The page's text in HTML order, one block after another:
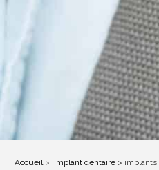
Accueil> Implant dentaire > implants